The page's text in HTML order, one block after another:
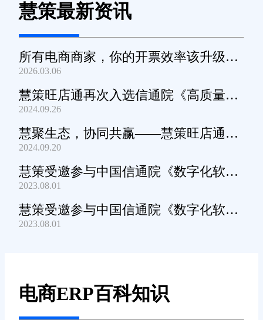
慧策最新资讯
所有电商商家，你的开票效率该升级
了！
2026.03.06
慧策旺店通再次入选信通院《高质量数
字化转型产品及服务全景图》
2024.09.26
慧聚生态，协同共赢——慧策旺店通生
态交流会深圳站圆满举办
2024.09.20
慧策受邀参与中国信通院《数字化软件
产品及服务能力》规范编制工作
2023.08.01
慧策受邀参与中国信通院《数字化软件
产品及服务能力》规范编制工作
2023.08.01
电商ERP百科知识